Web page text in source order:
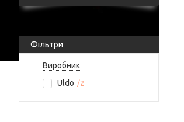
Фільтри
Виробник
Uldo
2